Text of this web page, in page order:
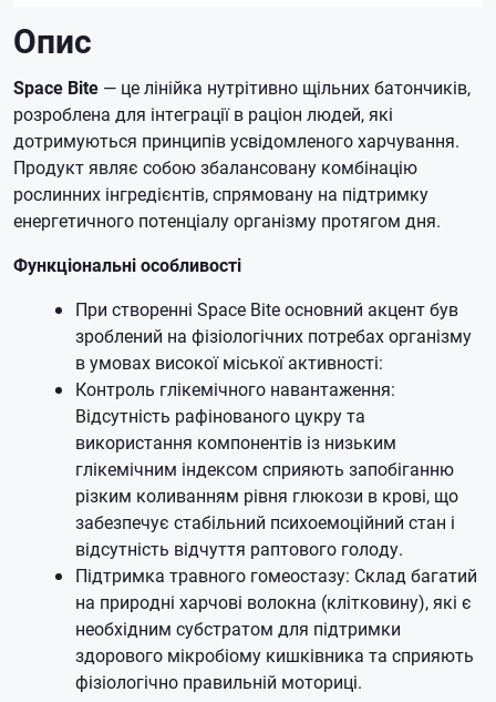
Опис
Space Bite — це лінійка нутрітивно щільних батончиків,
розроблена для інтеграції в раціон людей, які
дотримуються принципів усвідомленого харчування.
Продукт являє собою збалансовану комбінацію
рослинних інгредієнтів, спрямовану на підтримку
енергетичного потенціалу організму протягом дня.
Функціональні особливості
При створенні Space Bite основний акцент був
зроблений на фізіологічних потребах організму
в умовах високої міської активності:
Контроль глікемічного навантаження:
Відсутність рафінованого цукру та
використання компонентів із низьким
глікемічним індексом сприяють запобіганню
різким коливанням рівня глюкози в крові, що
забезпечує стабільний психоемоційний стан і
відсутність відчуття раптового голоду.
Підтримка травного гомеостазу: Склад багатий
на природні харчові волокна (клітковину), які є
необхідним субстратом для підтримки
здорового мікробіому кишківника та сприяють
фізіологічно правильній моториці.